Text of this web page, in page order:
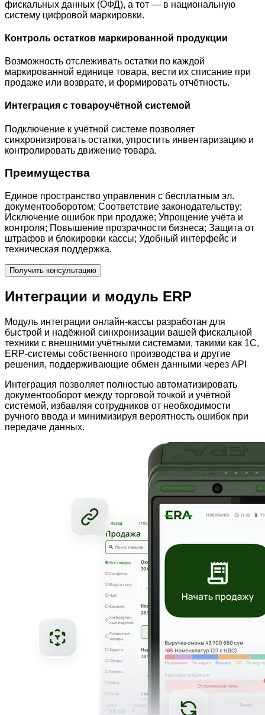
фискальных данных (ОФД), а тот — в национальную
систему цифровой маркировки.
Контроль остатков маркированной продукции
Возможность отслеживать остатки по каждой
маркированной единице товара, вести их списание при
продаже или возврате, и формировать отчётность.
Интеграция с товароучётной системой
Подключение к учётной системе позволяет
синхронизировать остатки, упростить инвентаризацию и
контролировать движение товара.
Преимущества
Единое пространство управления с бесплатным эл.
документооборотом; Соответствие законодательству;
Исключение ошибок при продаже; Упрощение учёта и
контроля; Повышение прозрачности бизнеса; Защита от
штрафов и блокировки кассы; Удобный интерфейс и
техническая поддержка.
Получить консультацию
Интеграции и модуль ERP
Модуль интеграции онлайн-кассы разработан для
быстрой и надёжной синхронизации вашей фискальной
техники с внешними учётными системами, такими как 1С,
ERP-системы собственного производства и другие
решения, поддерживающие обмен данными через API
Интеграция позволяет полностью автоматизировать
документооборот между торговой точкой и учётной
системой, избавляя сотрудников от необходимости
ручного ввода и минимизируя вероятность ошибок при
передаче данных.